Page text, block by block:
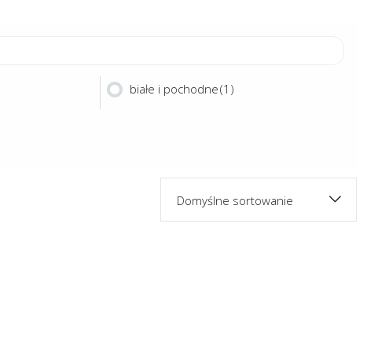
białe i pochodne(1)
Domyślne sortowanie